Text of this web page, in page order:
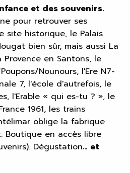
et des souvenirs.
pour retrouver ses
site historique, le Palais
bien sûr, mais aussi La
Provence en Santons, le
Nounours, l'Ere N7-
7, l'école d'autrefois, le
l'Erable « qui es-tu ? », le
1961, les trains
oblige la fabrique
Boutique en accès libre
Dégustation… et